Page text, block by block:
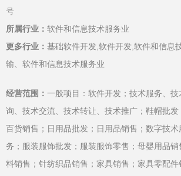
号
所属行业： 软件和信息技术服务业
更多行业： 基础软件开发,软件开发,软件和信息
输、软件和信息技术服务业
经营范围： 一般项目：软件开发；技术服务、技
询、技术交流、技术转让、技术推广；鞋帽批发
百货销售；日用品批发；日用品销售；数字技
务；服装服饰批发；服装服饰零售；母婴用品
料销售；针纺织品销售；家具销售；家具零配件